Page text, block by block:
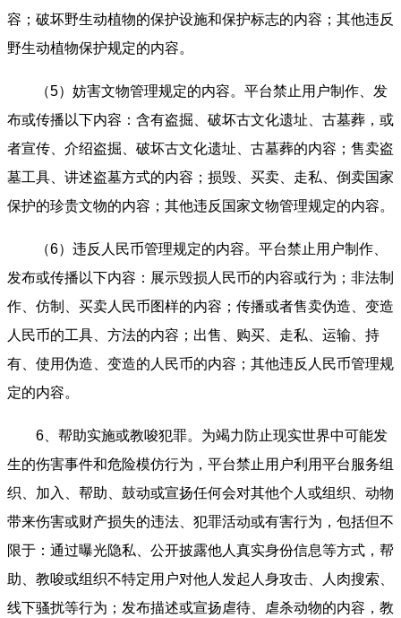
容；破坏野生动植物的保护设施和保护标志的内容；其他违反
野生动植物保护规定的内容。
（5）妨害文物管理规定的内容。平台禁止用户制作、发
布或传播以下内容：含有盗掘、破坏古文化遗址、古墓葬，或
者宣传、介绍盗掘、破坏古文化遗址、古墓葬的内容；售卖盗
墓工具、讲述盗墓方式的内容；损毁、买卖、走私、倒卖国家
保护的珍贵文物的内容；其他违反国家文物管理规定的内容。
（6）违反人民币管理规定的内容。平台禁止用户制作、
发布或传播以下内容：展示毁损人民币的内容或行为；非法制
作、仿制、买卖人民币图样的内容；传播或者售卖伪造、变造
人民币的工具、方法的内容；出售、购买、走私、运输、持
有、使用伪造、变造的人民币的内容；其他违反人民币管理规
定的内容。
6、帮助实施或教唆犯罪。为竭力防止现实世界中可能发
生的伤害事件和危险模仿行为，平台禁止用户利用平台服务组
织、加入、帮助、鼓动或宣扬任何会对其他个人或组织、动物
带来伤害或财产损失的违法、犯罪活动或有害行为，包括但不
限于：通过曝光隐私、公开披露他人真实身份信息等方式，帮
助、教唆或组织不特定用户对他人发起人身攻击、人肉搜索、
线下骚扰等行为；发布描述或宣扬虐待、虐杀动物的内容，教